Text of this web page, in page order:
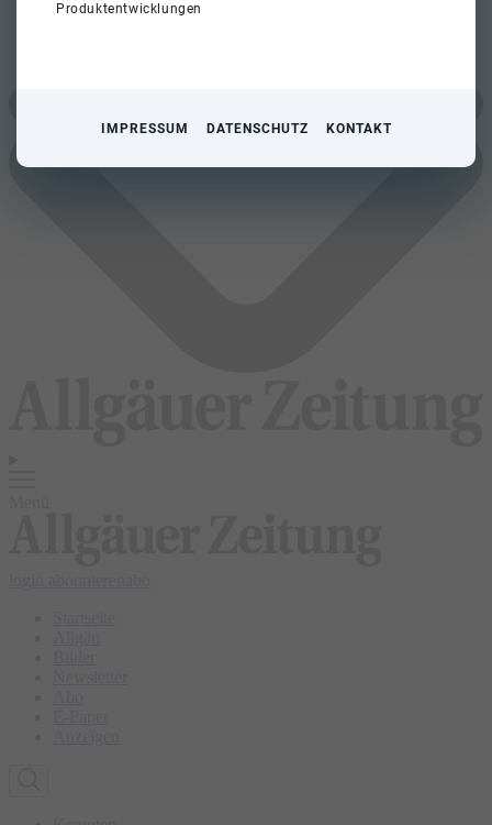
Produktentwicklungen
IMPRESSUM DATENSCHUTZ KONTAKT